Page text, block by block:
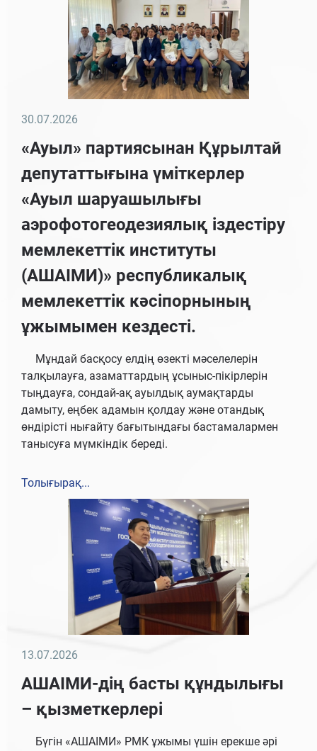
30.07.2026
«Ауыл» партиясынан Құрылтай
депутаттығына үміткерлер
«Ауыл шаруашылығы
аэрофотогеодезиялық іздестіру
мемлекеттік институты
(АШАІМИ)» республикалық
мемлекеттік кәсіпорнының
ұжымымен кездесті.
Мұндай басқосу елдің өзекті мәселелерін
талқылауға, азаматтардың ұсыныс-пікірлерін
тыңдауға, сондай-ақ ауылдық аумақтарды
дамыту, еңбек адамын қолдау және отандық
өндірісті нығайту бағытындағы бастамалармен
танысуға мүмкіндік береді.
Толығырақ...
13.07.2026
АШАІМИ-дің басты құндылығы
– қызметкерлері
Бүгін «АШАІМИ» РМК ұжымы үшін ерекше әрі